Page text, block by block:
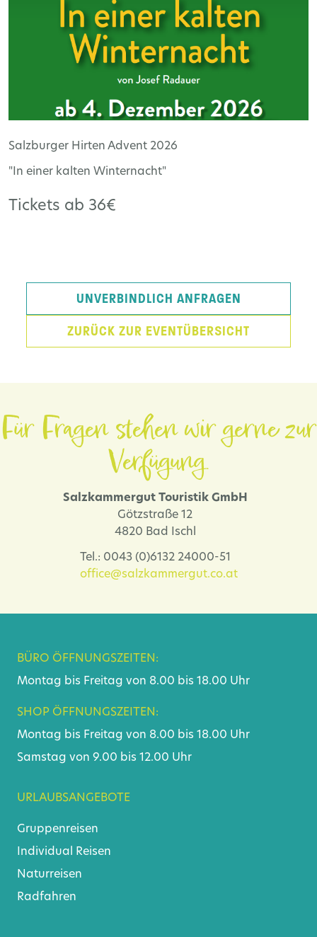
Salzburger Hirten Advent 2026
"In einer kalten Winternacht"
Tickets ab 36€
UNVERBINDLICH ANFRAGEN
ZURÜCK ZUR EVENTÜBERSICHT
Für Fragen stehen wir gerne zur
Verfügung.
Salzkammergut Touristik GmbH
Götzstraße 12
4820 Bad Ischl
Tel.: 0043 (0)6132 24000-51
office@salzkammergut.co.at
BÜRO ÖFFNUNGSZEITEN:
Montag bis Freitag von 8.00 bis 18.00 Uhr
SHOP ÖFFNUNGSZEITEN:
Montag bis Freitag von 8.00 bis 18.00 Uhr
Samstag von 9.00 bis 12.00 Uhr
URLAUBSANGEBOTE
Gruppenreisen
Individual Reisen
Naturreisen
Radfahren